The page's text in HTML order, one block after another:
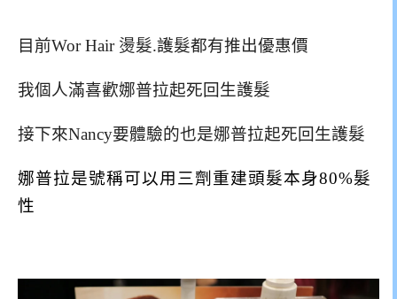
目前Wor Hair 燙髮.護髮都有推出優惠價
我個人滿喜歡娜普拉起死回生護髮
接下來Nancy要體驗的也是娜普拉起死回生護髮
娜普拉是號稱可以用三劑重建頭髮本身80%髮
性